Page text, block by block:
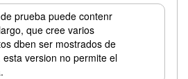
prueba puede contenr
que cree varios
dben ser mostrados de
version no permite el